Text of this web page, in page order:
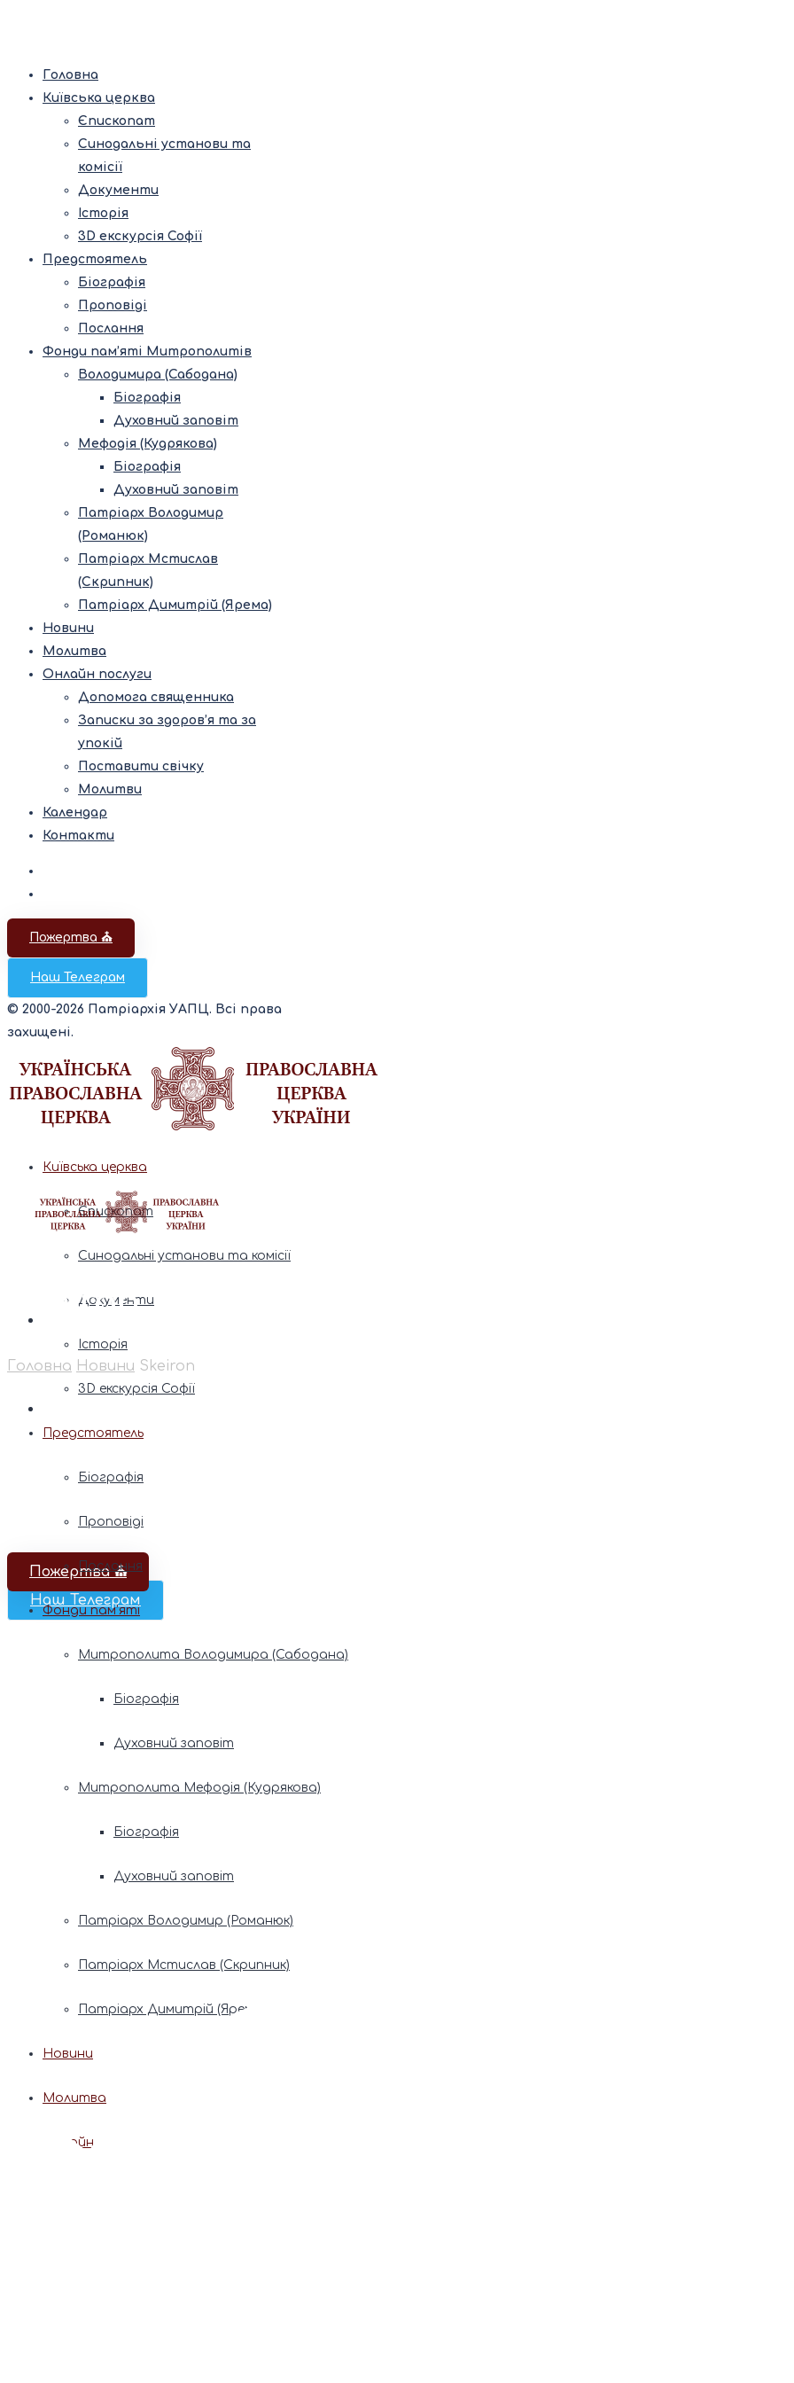
Головна
Київська церква
Єпископат
Синодальні установи та
комісії
Документи
Історія
3D екскурсія Софії
Предстоятель
Біографія
Проповіді
Послання
Фонди пам’яті Митрополитів
Володимира (Сабодана)
Біографія
Духовний заповіт
Мефодія (Кудрякова)
Біографія
Духовний заповіт
Патріарх Володимир
(Романюк)
Патріарх Мстислав
(Скрипник)
Патріарх Димитрій (Ярема)
Новини
Молитва
Онлайн послуги
Допомога священника
Записки за здоров’я та за
упокій
Поставити свічку
Молитви
Календар
Контакти
Пожертва ⛪️
Наш Телеграм
© 2000-2026 Патріархія УАПЦ. Всі права
захищені.
Наш Телеграм
Пожертва ⛪️
Київська церква
Єпископат
Синодальні установи та комісії
Документи
Історія
3D екскурсія Софії
Предстоятель
Біографія
Проповіді
Послання
Фонди пам’яті
Митрополита Володимира (Сабодана)
Біографія
Духовний заповіт
Митрополита Мефодія (Кудрякова)
Біографія
Духовний заповіт
Патріарх Володимир (Романюк)
Патріарх Мстислав (Скрипник)
Патріарх Димитрій (Ярема)
Новини
Молитва
Онлайн послуги
Skeiron
Головна Новини Skeiron